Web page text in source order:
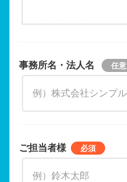
事務所名・法人名
ご担当者様